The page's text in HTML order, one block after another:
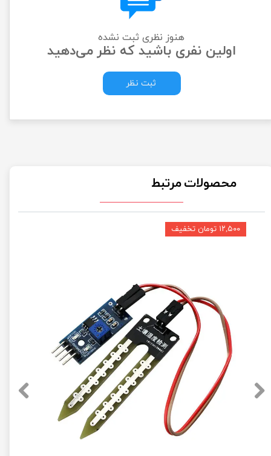
هنوز نظری ثبت نشده
اولین نفری باشید که نظر می‌دهید
ثبت نظر
محصولات مرتبط
۱۲,۵۰۰ تومان تخفیف